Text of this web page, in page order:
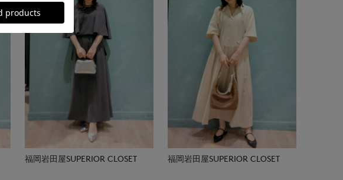
福岡岩田屋SUPERIOR CLOSET 福岡岩田屋SUPERIOR CLOSET